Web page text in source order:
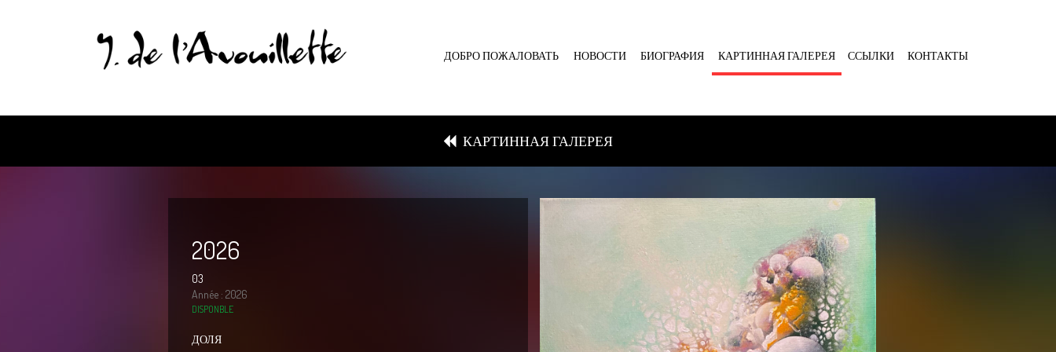
ДОБРО ПОЖАЛОВАТЬ НОВОСТИ БИОГРАФИЯ КАРТИННАЯ ГАЛЕРЕЯ ССЫЛКИ КОНТАКТЫ
КАРТИННАЯ ГАЛЕРЕЯ
2026
03
Année : 2026
DISPONBLE
ДОЛЯ